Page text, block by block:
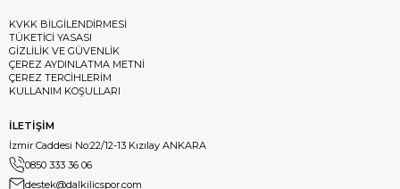
KVKK BİLGİLENDİRMESİ
TÜKETİCİ YASASI
GİZLİLİK VE GÜVENLİK
ÇEREZ AYDINLATMA METNİ
ÇEREZ TERCİHLERİM
KULLANIM KOŞULLARI
İLETİŞİM
İzmir Caddesi No:22/12-13 Kızılay ANKARA
0850 333 36 06
destek@dalkilicspor.com